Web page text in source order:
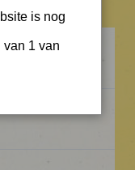
is nog
van 1 van